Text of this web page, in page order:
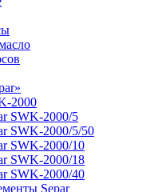
2000
SWK-2000/5
SWK-2000/5/50
SWK-2000/10
SWK-2000/18
SWK-2000/40
Separ